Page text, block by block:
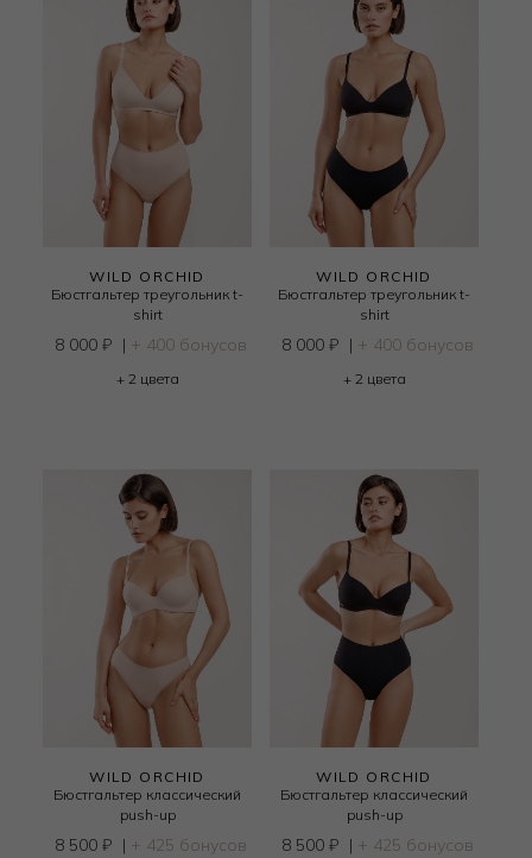
WILD ORCHID
Бюстгальтер треугольник t-
shirt
8 000 ₽ | + 400 бонусов
+ 2 цвета
WILD ORCHID
Бюстгальтер треугольник t-
shirt
8 000 ₽ | + 400 бонусов
+ 2 цвета
WILD ORCHID
Бюстгальтер классический
push-up
8 500 ₽ | + 425 бонусов
WILD ORCHID
Бюстгальтер классический
push-up
8 500 ₽ | + 425 бонусов